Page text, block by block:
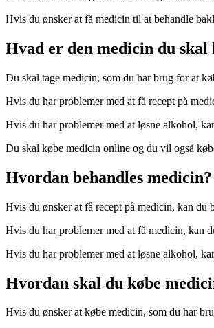
Hvis du ønsker at få medicin til at behandle
Hvad er den medicin du skal
Du skal tage medicin, som du har brug for at
Hvis du har problemer med at få recept på
Hvis du har problemer med at løsne alkohol,
Du skal købe medicin online og du vil også
Hvordan behandles medicin?
Hvis du ønsker at få recept på medicin, kan du
Hvis du har problemer med at få medicin, kan
Hvis du har problemer med at løsne alkohol,
Hvordan skal du købe
Hvis du ønsker at købe medicin, som du har